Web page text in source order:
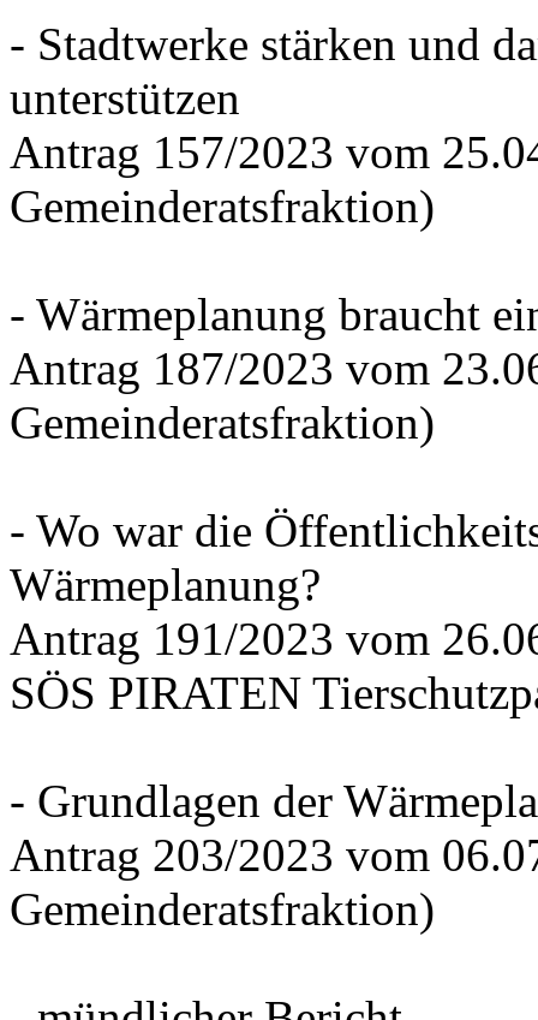
- Stadtwerke stärken und
unterstützen
Antrag 157/2023 vom
Gemeinderatsfraktion)
- Wärmeplanung braucht
Antrag 187/2023 vom
Gemeinderatsfraktion)
- Wo war die
Wärmeplanung?
Antrag 191/2023 vom
SÖS PIRATEN
- Grundlagen der
Antrag 203/2023 vom
Gemeinderatsfraktion)